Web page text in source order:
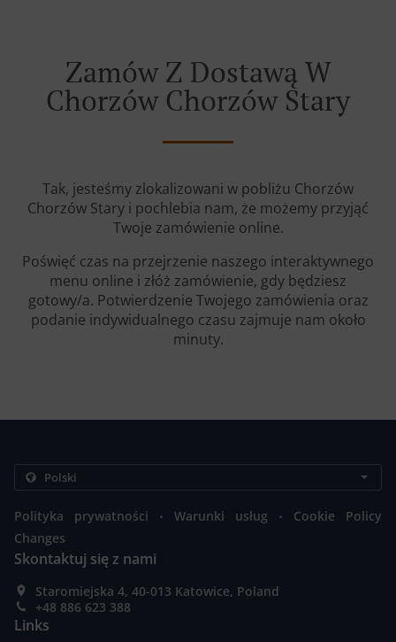
Zamów Z Dostawą W
Chorzów Chorzów Stary
Tak, jesteśmy zlokalizowani w pobliżu Chorzów
Chorzów Stary i pochlebia nam, że możemy przyjąć
Twoje zamówienie online.
Poświęć czas na przejrzenie naszego interaktywnego
menu online i złóż zamówienie, gdy będziesz
gotowy/a. Potwierdzenie Twojego zamówienia oraz
podanie indywidualnego czasu zajmuje nam około
minuty.
Polityka prywatności . Warunki usług .
Cookie Policy
Changes
Skontaktuj się z nami
Staromiejska 4, 40-013 Katowice, Poland
+48 886 623 388
Links